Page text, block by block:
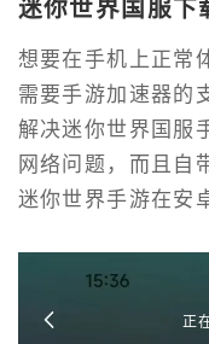
迷你世界国服下
想要在手机上正常
需要手游加速器的
解决迷你世界国服
网络问题，而且自
迷你世界手游在安
正